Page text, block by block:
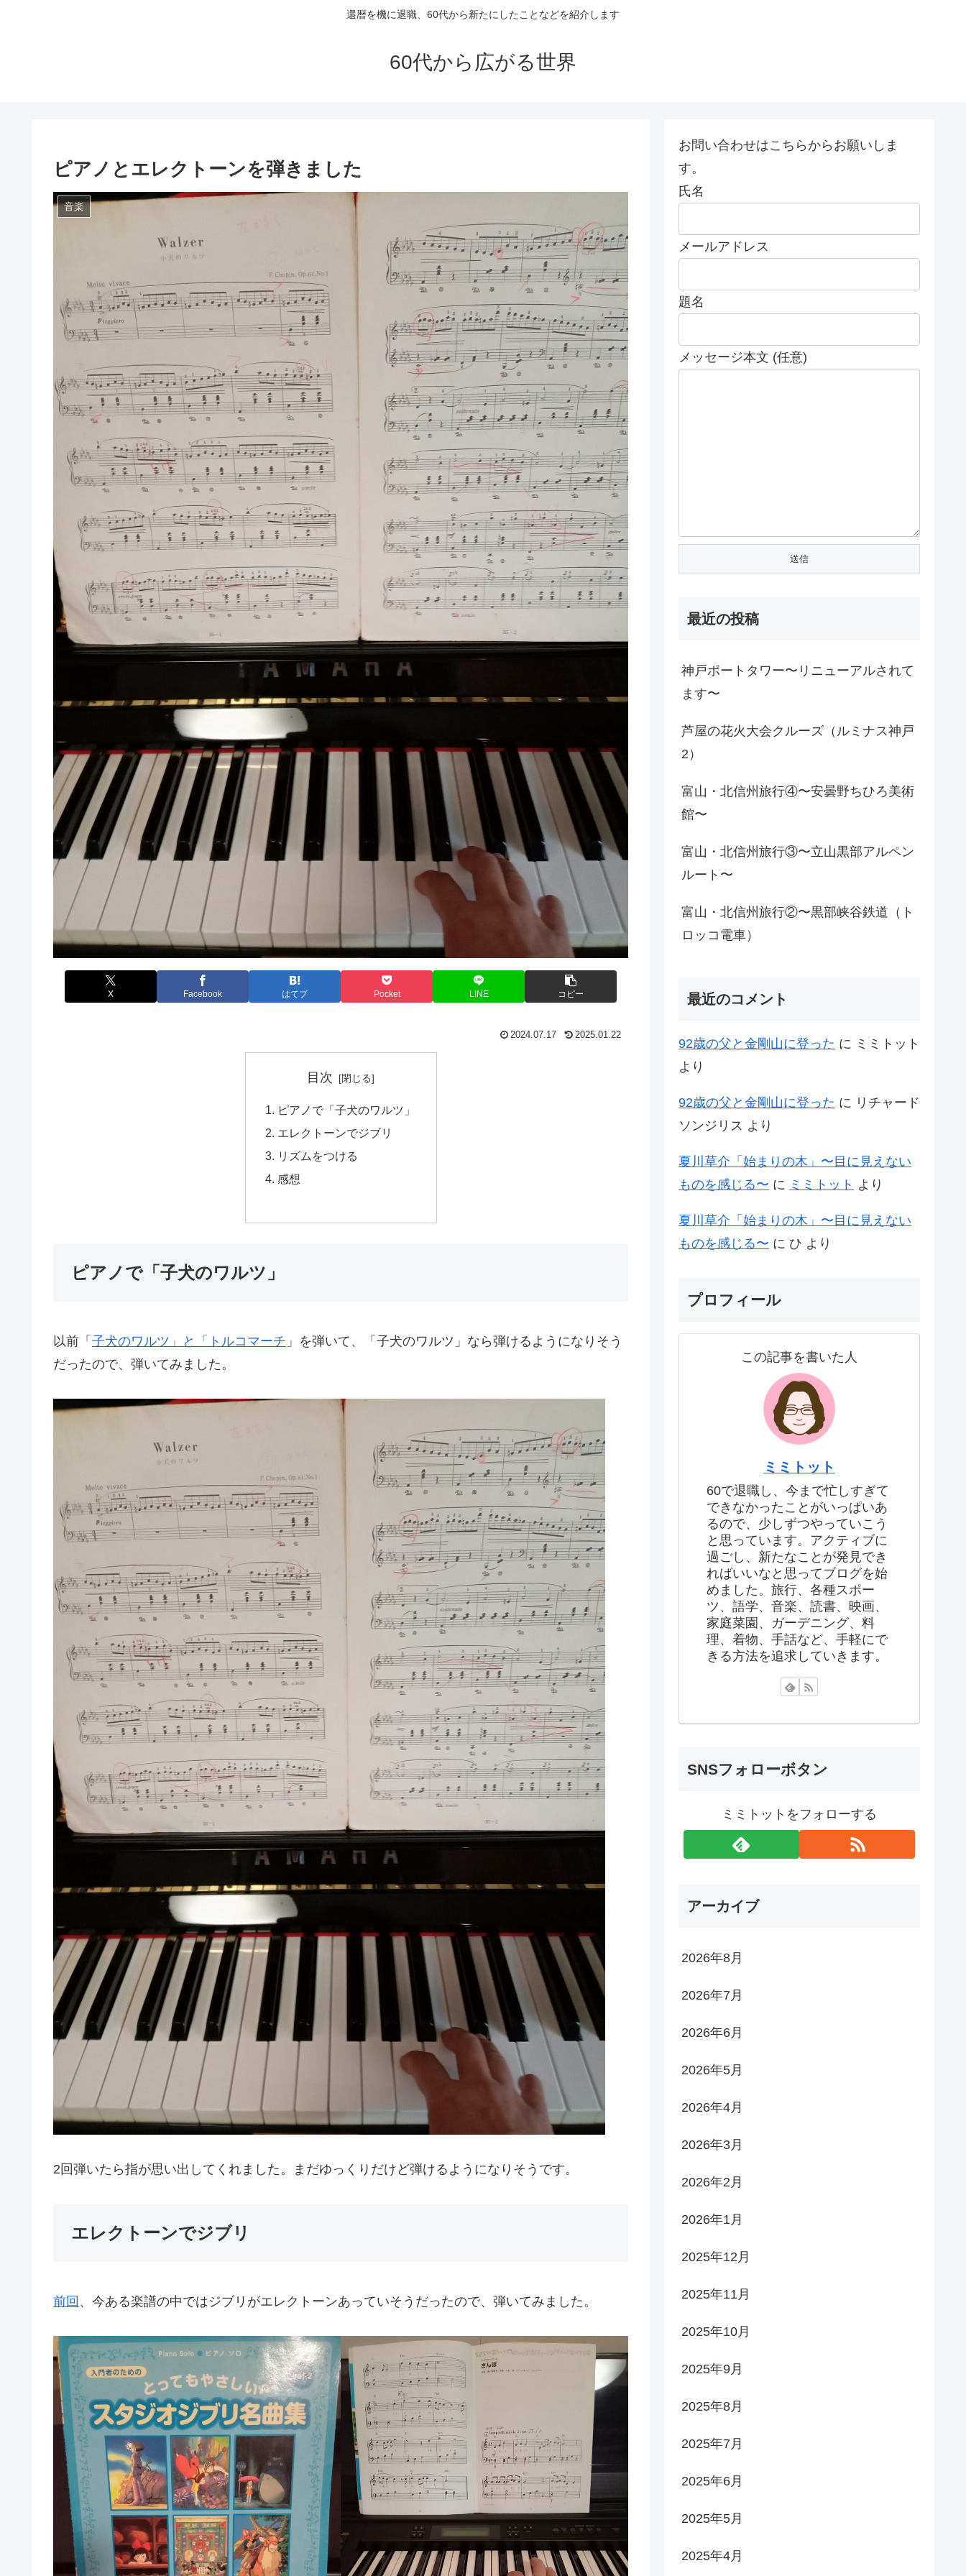
還暦を機に退職、60代から新たにしたことなどを紹介します
60代から広がる世界
ピアノとエレクトーンを弾きました
音楽
X Facebook はてブ Pocket LINE コピー
2024.07.17 2025.01.22
目次
ピアノで「子犬のワルツ」
エレクトーンでジブリ
リズムをつける
感想
ピアノで「子犬のワルツ」
以前「 子犬のワルツ」と「トルコマーチ 」を弾いて、「子犬のワルツ」なら弾けるようになりそう
だったので、弾いてみました。
2回弾いたら指が思い出してくれました。まだゆっくりだけど弾けるようになりそうです。
エレクトーンでジブリ
前回 、今ある楽譜の中ではジブリがエレクトーンあっていそうだったので、弾いてみました。
お問い合わせはこちらからお願いしま
す。
氏名
メールアドレス
題名
メッセージ本文 (任意)
最近の投稿
神戸ポートタワー〜リニューアルされて
ます〜
芦屋の花火大会クルーズ（ルミナス神戸
2）
富山・北信州旅行④〜安曇野ちひろ美術
館〜
富山・北信州旅行③〜立山黒部アルペン
ルート〜
富山・北信州旅行②〜黒部峡谷鉄道（ト
ロッコ電車）
最近のコメント
92歳の父と金剛山に登った に ミミトット
より
92歳の父と金剛山に登った に リチャード
ソンジリス より
夏川草介「始まりの木」〜目に見えない
ものを感じる〜 に ミミトット より
夏川草介「始まりの木」〜目に見えない
ものを感じる〜 に ひ より
プロフィール
この記事を書いた人
ミミトット
60で退職し、今まで忙しすぎて
できなかったことがいっぱいあ
るので、少しずつやっていこう
と思っています。アクティブに
過ごし、新たなことが発見でき
ればいいなと思ってブログを始
めました。旅行、各種スポー
ツ、語学、音楽、読書、映画、
家庭菜園、ガーデニング、料
理、着物、手話など、手軽にで
きる方法を追求していきます。
SNSフォローボタン
ミミトットをフォローする
アーカイブ
2026年8月
2026年7月
2026年6月
2026年5月
2026年4月
2026年3月
2026年2月
2026年1月
2025年12月
2025年11月
2025年10月
2025年9月
2025年8月
2025年7月
2025年6月
2025年5月
2025年4月